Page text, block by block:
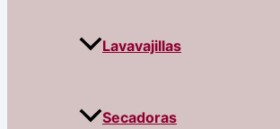
Lavavajillas
Secadoras